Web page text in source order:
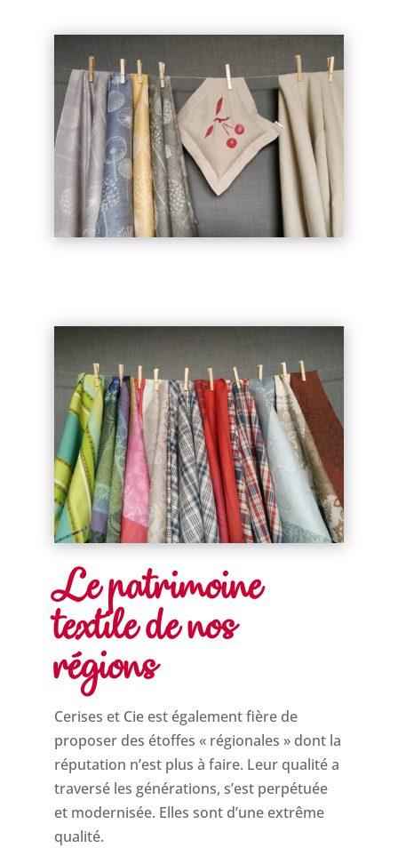
Le patrimoine
textile de nos
régions
Cerises et Cie est également fière de
proposer des étoffes « régionales » dont la
réputation n’est plus à faire. Leur qualité a
traversé les générations, s’est perpétuée
et modernisée. Elles sont d’une extrême
qualité.